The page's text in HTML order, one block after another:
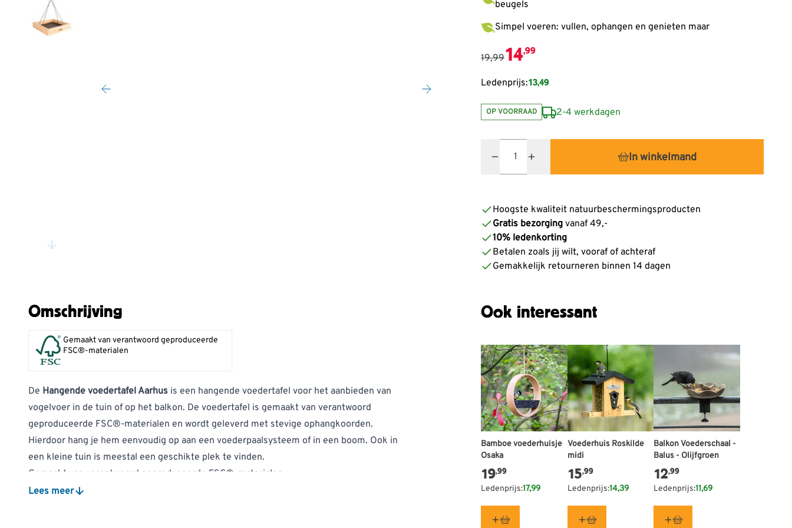
beugels
Simpel voeren: vullen, ophangen en genieten maar
19,9914,99
Ledenprijs:13,49
OP VOORRAAD 2-4 werkdagen
In winkelmand
Hoogste kwaliteit natuurbeschermingsproducten
Gratis bezorging vanaf 49,-
10% ledenkorting
Betalen zoals jij wilt, vooraf of achteraf
Gemakkelijk retourneren binnen 14 dagen
Ook interessant
Bamboe voederhuisje
Osaka
19,99
Ledenprijs:17,99
Voederhuis Roskilde
midi
15,99
Ledenprijs:14,39
Balkon Voederschaal -
Balus - Olijfgroen
12,99
Ledenprijs:11,69
Omschrijving
Gemaakt van verantwoord geproduceerde
FSC®-materialen
De Hangende voedertafel Aarhus is een hangende voedertafel voor het aanbieden van
vogelvoer in de tuin of op het balkon. De voedertafel is gemaakt van verantwoord
geproduceerde FSC®-materialen en wordt geleverd met stevige ophangkoorden.
Hierdoor hang je hem eenvoudig op aan een voederpaalsysteem of in een boom. Ook in
een kleine tuin is meestal een geschikte plek te vinden.
Gemaakt van verantwoord geproduceerde FSC®-materialen
Stevige ophangkoorden voor eenvoudige bevestiging
Lees meer